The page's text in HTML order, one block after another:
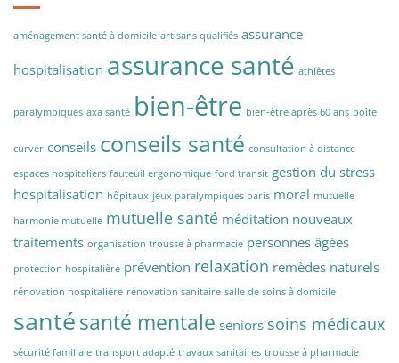
aménagement santé à domicile artisans qualifiés assurance
hospitalisation assurance santé athlètes
paralympiques axa santé bien-être bien-être après 60 ans boîte
curver conseils conseils santé consultation à distance
espaces hospitaliers fauteuil ergonomique ford transit gestion du stress
hospitalisation hôpitaux jeux paralympiques paris moral mutuelle
harmonie mutuelle mutuelle santé méditation nouveaux
traitements organisation trousse à pharmacie personnes âgées
protection hospitalière prévention relaxation remèdes naturels
rénovation hospitalière rénovation sanitaire salle de soins à domicile
santésanté mentale seniors soins médicaux
sécurité familiale transport adapté travaux sanitaires trousse à pharmacie